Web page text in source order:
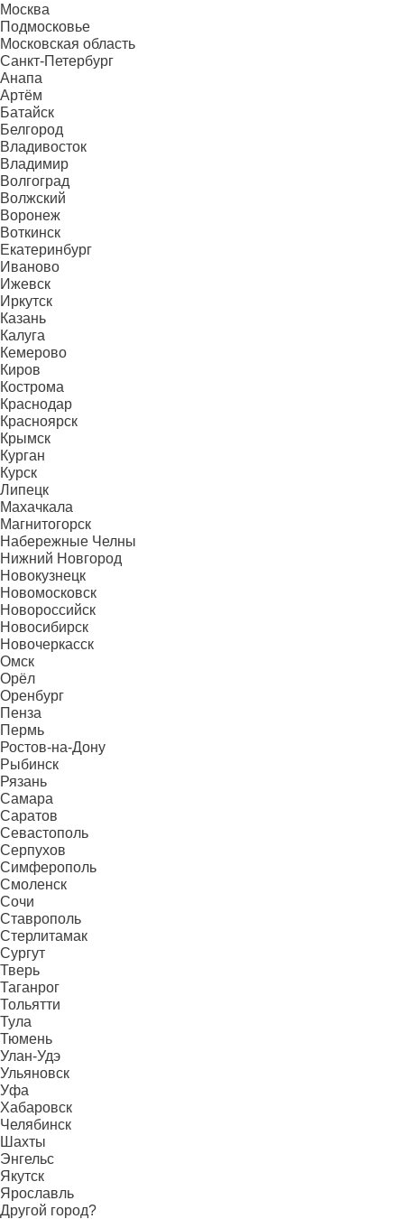
Москва
Подмосковье
Московская область
Санкт-Петербург
Анапа
Артём
Батайск
Белгород
Владивосток
Владимир
Волгоград
Волжский
Воронеж
Воткинск
Екатеринбург
Иваново
Ижевск
Иркутск
Казань
Калуга
Кемерово
Киров
Кострома
Краснодар
Красноярск
Крымск
Курган
Курск
Липецк
Махачкала
Магнитогорск
Набережные Челны
Нижний Новгород
Новокузнецк
Новомосковск
Новороссийск
Новосибирск
Новочеркасск
Омск
Орёл
Оренбург
Пенза
Пермь
Ростов-на-Дону
Рыбинск
Рязань
Самара
Саратов
Севастополь
Серпухов
Симферополь
Смоленск
Сочи
Ставрополь
Стерлитамак
Сургут
Тверь
Таганрог
Тольятти
Тула
Тюмень
Улан-Удэ
Ульяновск
Уфа
Хабаровск
Челябинск
Шахты
Энгельс
Якутск
Ярославль
Другой город?